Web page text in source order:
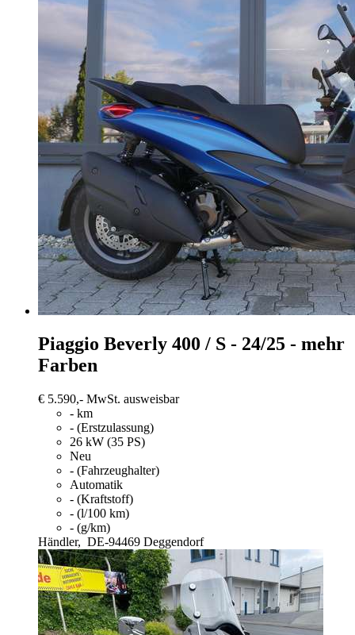
Piaggio Beverly 400 / S - 24/25 - mehr
Farben
€ 5.590,- MwSt. ausweisbar
- km
- (Erstzulassung)
26 kW (35 PS)
Neu
- (Fahrzeughalter)
Automatik
- (Kraftstoff)
- (l/100 km)
- (g/km)
Händler, DE-94469 Deggendorf